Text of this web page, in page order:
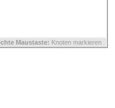
Maustaste: Knoten markieren